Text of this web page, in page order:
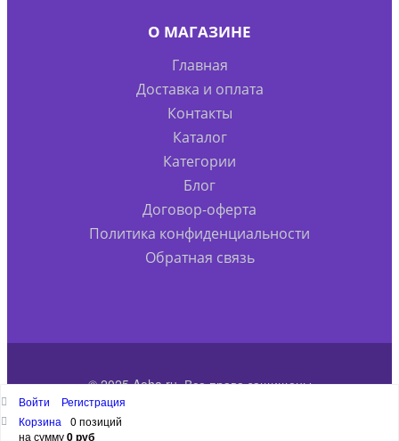
О МАГАЗИНЕ
Главная
Доставка и оплата
Контакты
Каталог
Категории
Блог
Договор-оферта
Политика конфиденциальности
Обратная связь
© 2025 Aoha.ru. Все права защищены
Войти
Регистрация
Корзина
0 позиций
на сумму0 руб